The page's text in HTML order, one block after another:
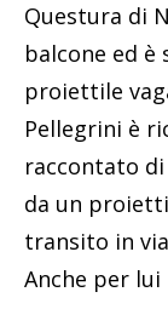
Questura di
balcone ed
proiettile
Pellegrini è
raccontato
da un
transito in
Anche per